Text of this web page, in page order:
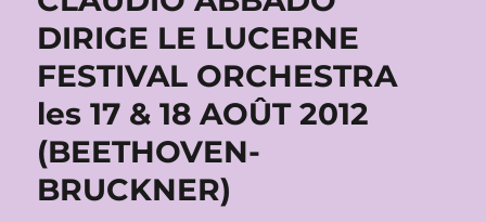
DIRIGE LE LUCERNE
FESTIVAL ORCHESTRA
les 17 & 18 AOÛT 2012
(BEETHOVEN-
BRUCKNER)